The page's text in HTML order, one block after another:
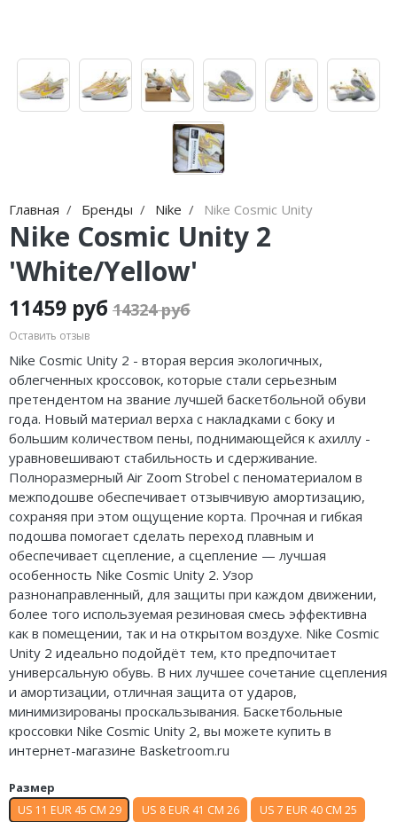
Главная Бренды Nike Nike Cosmic Unity
Nike Cosmic Unity 2
'White/Yellow'
11459 руб 14324 руб
Оставить отзыв
Nike Cosmic Unity 2 - вторая версия экологичных,
облегченных кроссовок, которые стали серьезным
претендентом на звание лучшей баскетбольной обуви
года. Новый материал верха с накладками с боку и
большим количеством пены, поднимающейся к ахиллу -
уравновешивают стабильность и сдерживание.
Полноразмерный Air Zoom Strobel с пеноматериалом в
межподошве обеспечивает отзывчивую амортизацию,
сохраняя при этом ощущение корта. Прочная и гибкая
подошва помогает сделать переход плавным и
обеспечивает сцепление, а сцепление — лучшая
особенность Nike Cosmic Unity 2. Узор
разнонаправленный, для защиты при каждом движении,
более того используемая резиновая смесь эффективна
как в помещении, так и на открытом воздухе. Nike Cosmic
Unity 2 идеально подойдёт тем, кто предпочитает
универсальную обувь. В них лучшее сочетание сцепления
и амортизации, отличная защита от ударов,
минимизированы проскальзывания. Баскетбольные
кроссовки Nike Cosmic Unity 2, вы можете купить в
интернет-магазине Basketroom.ru
Размер
US 11 EUR 45 CM 29 US 8 EUR 41 CM 26 US 7 EUR 40 CM 25
Air Jordan 312
Air Jordan 40
Air Jordan 37
Air Jordan 36
Air Jordan 1
Air Jordan 3
Air Jordan 4
Air Jordan 5
Air Jordan 6
Air Jordan 7
Air Jordan 10
Air Jordan 11
Air Jordan 12
Air Jordan 13
Air Jordan 14
Air Jordan 15
Air Jordan 23
adidas Gazelle
adidas Handball
adidas Adizero
adidas Harden
adidas Dame
adidas AE
Adidas Yeezy Boost 350 V2